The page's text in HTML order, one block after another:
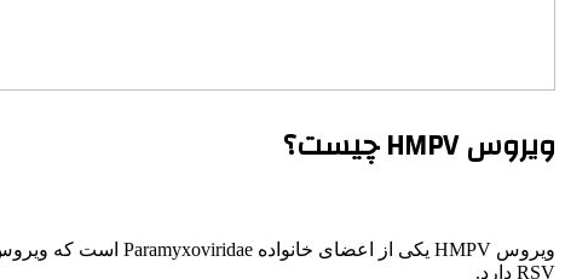
ویروس HMPV چیست؟
RSV دارد.